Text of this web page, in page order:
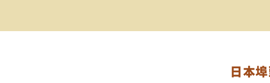
日本